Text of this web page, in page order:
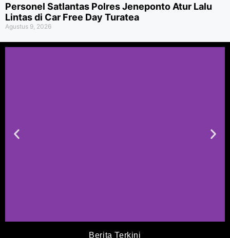
Personel Satlantas Polres Jeneponto Atur Lalu
Lintas di Car Free Day Turatea
Agustus 9, 2026
Berita Terkini